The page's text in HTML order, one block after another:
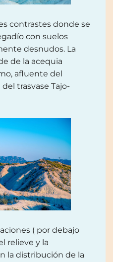
contrastes donde se
con suelos
desnudos. La
de la acequia
afluente del
trasvase Tajo-
( por debajo
relieve y la
la distribución de la